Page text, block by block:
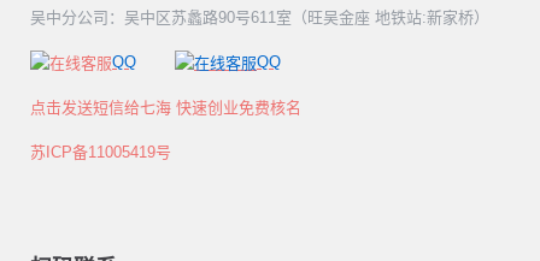
吴中分公司：吴中区苏蠡路90号611室（旺吴金座 地铁站:新家桥）
QQ QQ
点击发送短信给七海 快速创业免费核名
苏ICP备11005419号